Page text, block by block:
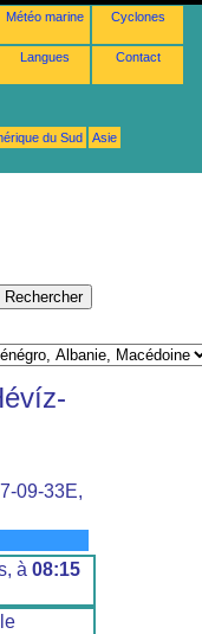
Météo marine Cyclones
Langues Contact
du Sud
Asie
09-33E,
à 08:15